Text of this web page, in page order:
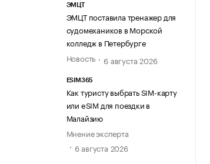
ЭМЦТ
ЭМЦТ поставила тренажер для
судомехаников в Морской
колледж в Петербурге
Новость
6 августа 2026
ESIM365
Как туристу выбрать SIM-карту
или eSIM для поездки в
Малайзию
Мнение эксперта
6 августа 2026